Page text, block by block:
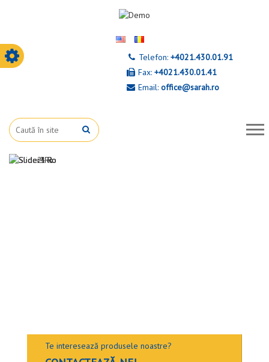
Telefon: +4021.430.01.91
Fax: +4021.430.01.41
Email: office@sarah.ro
Te interesează produsele noastre?